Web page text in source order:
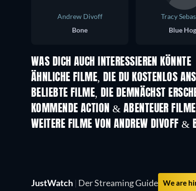
Andrew Divoff
Bone
Tracy
Blue
WAS DICH AUCH INTERESSIEREN KÖNNTE
ÄHNLICHE FILME, DIE DU KOSTENLOS
BELIEBTE FILME, DIE DEMNÄCHST
KOMMENDE ACTION & ABENTEUER FILME
WEITERE FILME VON ANDREW DIVOFF &
JustWatch | Der Streaming Guide We are